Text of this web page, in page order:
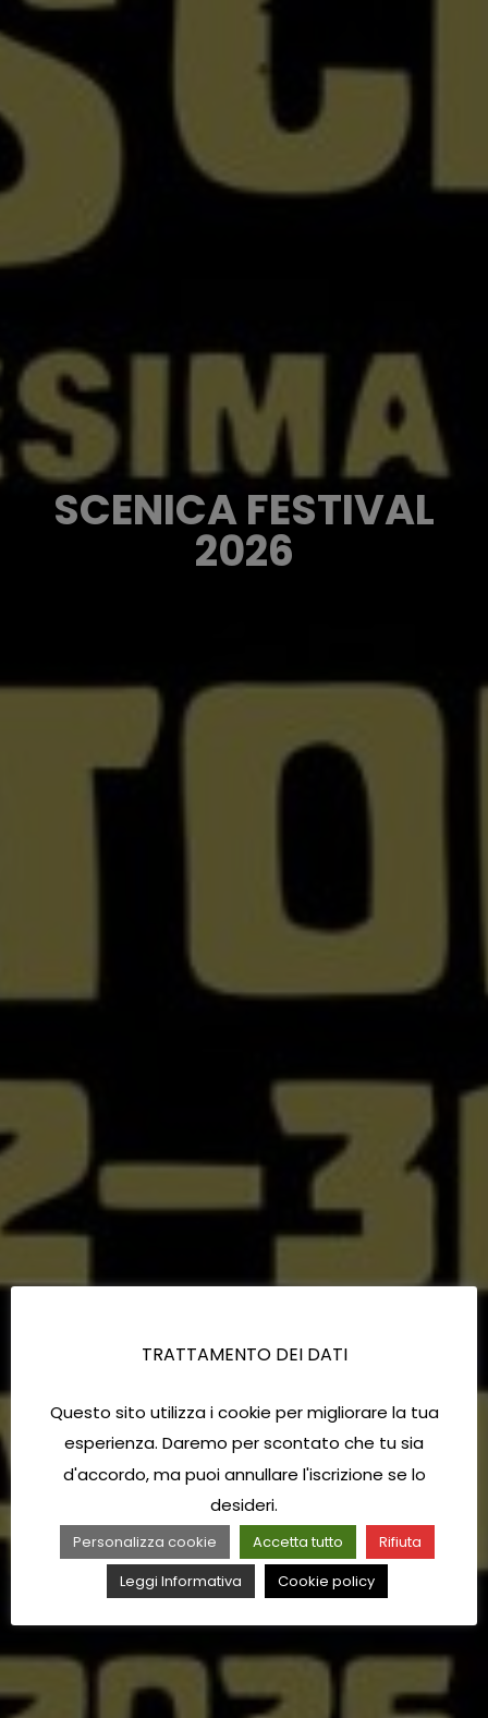
SCENICA FESTIVAL
2026
TRATTAMENTO DEI DATI
Questo sito utilizza i cookie per migliorare la tua
esperienza. Daremo per scontato che tu sia
d'accordo, ma puoi annullare l'iscrizione se lo
desideri.
Personalizza cookie Accetta tutto
Rifiuta
Leggi Informativa
Cookie policy